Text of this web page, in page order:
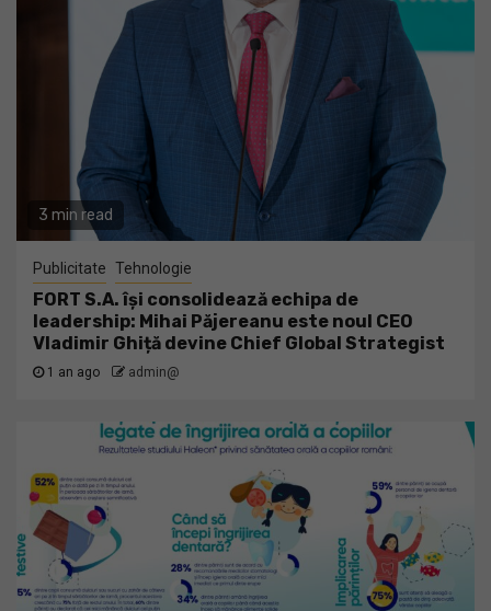
3 min read
Publicitate Tehnologie
FORT S.A. își consolidează echipa de
leadership: Mihai Păjereanu este noul CEO
Vladimir Ghiță devine Chief Global Strategist
1 an ago admin@